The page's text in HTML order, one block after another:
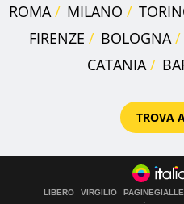
ROMA MILANO
FIRENZE
BOLOGNA
CATANIA
TROVA
LIBERO VIRGILIO PAGINEGIALLE